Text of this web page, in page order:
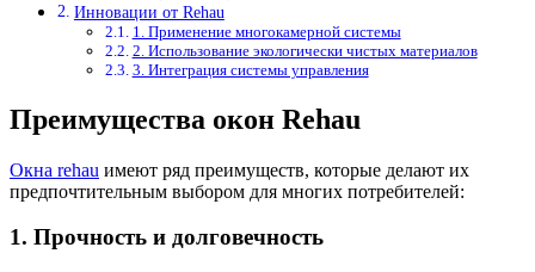
Инновации от Rehau
1. Применение многокамерной системы
2. Использование экологически чистых материалов
3. Интеграция системы управления
Преимущества окон Rehau
Окна rehau имеют ряд преимуществ, которые делают их
предпочтительным выбором для многих потребителей:
1. Прочность и долговечность